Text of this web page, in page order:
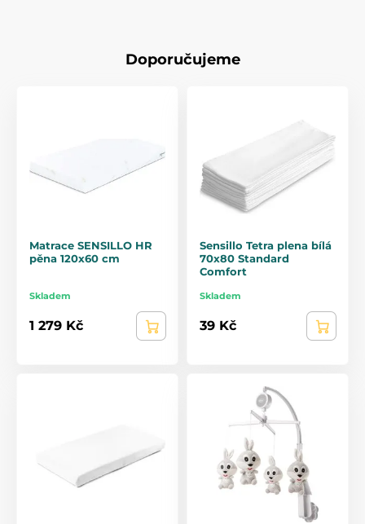
Doporučujeme
Matrace SENSILLO HR
pěna 120x60 cm
Skladem
1 279 Kč
Sensillo Tetra plena bílá
70x80 Standard
Comfort
Skladem
39 Kč